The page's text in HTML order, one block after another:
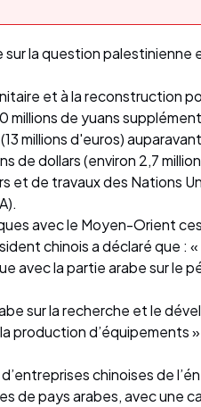
la question palestinienne
et à la reconstruction
millions de yuans
millions d'euros)
de dollars (environ 2,7
et de travaux des Nations
avec le Moyen-Orient
chinois a déclaré que : «
avec la partie arabe sur le
sur la recherche et le
production d’équipements
chinoises de
de pays arabes, avec une